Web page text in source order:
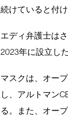
続けていると付け
エディ弁護士は
2023年に設立し
マスクは、オー
し、アルトマン
る。また、オー